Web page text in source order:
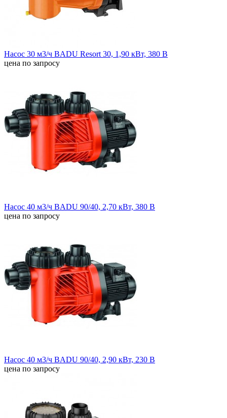
Насос 30 м3/ч BADU Resort 30, 1,90 кВт, 380 В
цена по запросу
Насос 40 м3/ч BADU 90/40, 2,70 кВт, 380 В
цена по запросу
Насос 40 м3/ч BADU 90/40, 2,90 кВт, 230 В
цена по запросу